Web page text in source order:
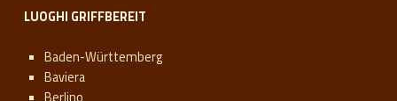
LUOGHI GRIFFBEREIT
Baden-Württemberg
Baviera